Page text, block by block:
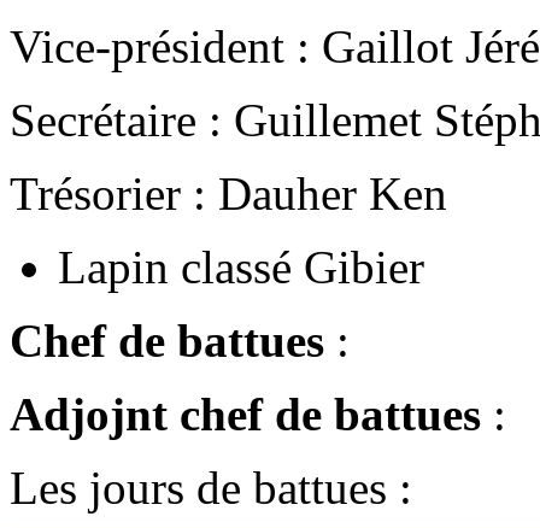
Vice-président : Gaillot
Secrétaire : Guillemet
Trésorier : Dauher Ken
Lapin classé Gibier
Chef de battues :
Adjojnt chef de battues :
Les jours de battues :